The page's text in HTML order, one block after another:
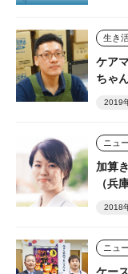
生き
ケア
ちゃ
2019
ニュ
加算
（兵
2018
ニュ
ケー